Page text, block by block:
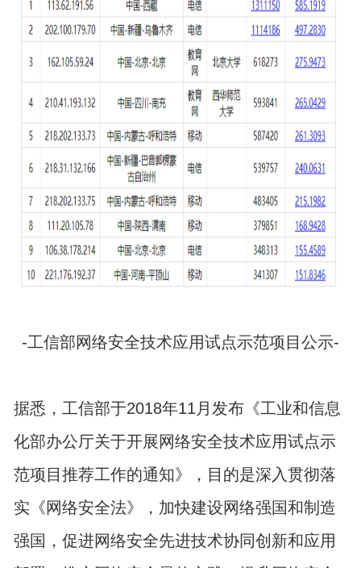
-工信部网络安全技术应用试点示范项目公示-
据悉，工信部于2018年11月发布《工业和信息
化部办公厅关于开展网络安全技术应用试点示
范项目推荐工作的通知》，目的是深入贯彻落
实《网络安全法》，加快建设网络强国和制造
强国，促进网络安全先进技术协同创新和应用